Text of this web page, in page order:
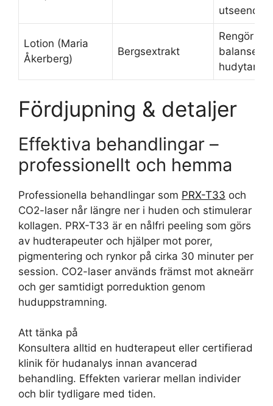
utseende
Lotion (Maria
Åkerberg)
Bergsextrakt
Rengör
balanserar
hudytan
Fördjupning & detaljer
Effektiva behandlingar –
professionellt och hemma
Professionella behandlingar som PRX-T33 och
CO2-laser når längre ner i huden och stimulerar
kollagen. PRX-T33 är en nålfri peeling som görs
av hudterapeuter och hjälper mot porer,
pigmentering och rynkor på cirka 30 minuter per
session. CO2-laser används främst mot akneärr
och ger samtidigt porreduktion genom
huduppstramning.
Att tänka på
Konsultera alltid en hudterapeut eller certifierad
klinik för hudanalys innan avancerad
behandling. Effekten varierar mellan individer
och blir tydligare med tiden.